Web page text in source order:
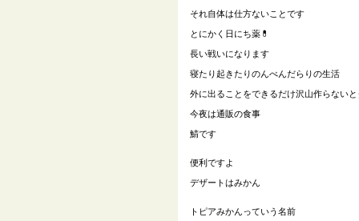
それ自体は仕方ないことです
とにかく日にち薬💊
長い戦いになります
寝たり起きたりのんべんだらりの生活
外に出ることをできるだけ沢山作らない
今夜は通販の食事
鯖です
便利ですよ
デザートはみかん
トピアみかんっていう名前